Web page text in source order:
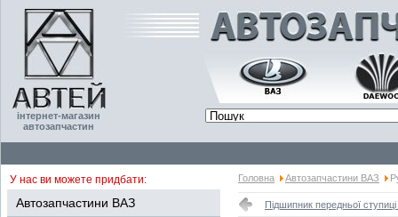
інтернет-магазин
автозапчастин
У нас ви можете придбати:
Автозапчастини ВАЗ
Головна Автозапчастини ВАЗ
Підшипник передньої